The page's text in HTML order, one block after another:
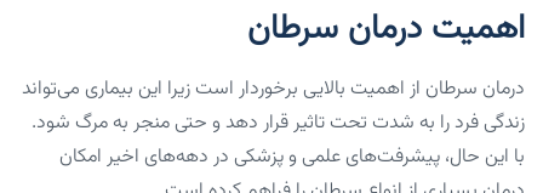
اهمیت درمان سرطان
درمان سرطان از اهمیت بالایی برخوردار است زیرا این بیماری می‌تواند
زندگی فرد را به شدت تحت تاثیر قرار دهد و حتی منجر به مرگ شود.
با این حال، پیشرفت‌های علمی و پزشکی در دهه‌های اخیر امکان